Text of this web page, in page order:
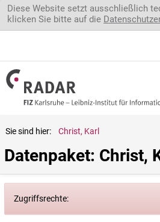
Direkt zum Inhalt
Diese Website setzt ausschließlich
klicken Sie bitte auf die
Sie sind hier: Christ, Karl
Datenpaket: Christ,
Zugriffsrechte: